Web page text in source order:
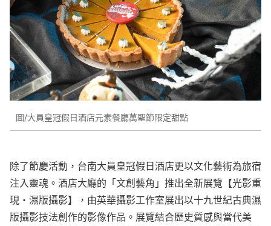
圖/大員皇冠假日酒店元素餐廳萬聖節限定甜點
除了節慶活動，台南大員皇冠假日酒店更以文化藝術為旅宿
注入靈魂。酒店大廳的「文創藝角」推出全新展覽【光影重
現・濕版攝影】，由英華攝影工作室展出以十九世紀古典濕
版攝影技法創作的影像作品。展覽結合歷史質感與當代美